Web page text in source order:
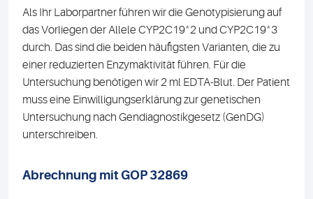
Als Ihr Laborpartner führen wir die Genotypisierung auf
das Vorliegen der Allele CYP2C19*2 und CYP2C19*3
durch. Das sind die beiden häufigsten Varianten, die zu
einer reduzierten Enzymaktivität führen. Für die
Untersuchung benötigen wir 2 ml EDTA-Blut. Der Patient
muss eine Einwilligungserklärung zur genetischen
Untersuchung nach Gendiagnostikgesetz (GenDG)
unterschreiben.
Abrechnung mit GOP 32869